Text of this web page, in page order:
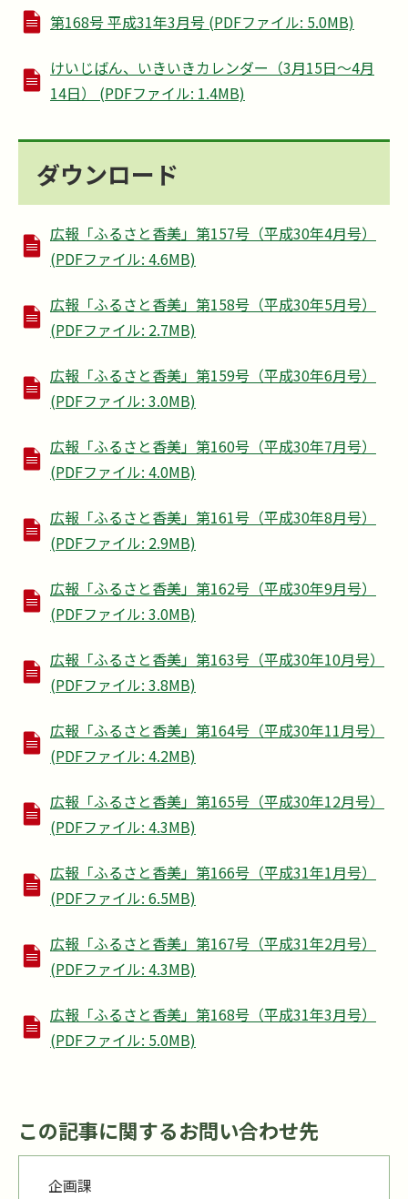
第168号 平成31年3月号 (PDFファイル: 5.0MB)
けいじばん、いきいきカレンダー（3月15日～4月
14日） (PDFファイル: 1.4MB)
ダウンロード
広報「ふるさと香美」第157号（平成30年4月号）
(PDFファイル: 4.6MB)
広報「ふるさと香美」第158号（平成30年5月号）
(PDFファイル: 2.7MB)
広報「ふるさと香美」第159号（平成30年6月号）
(PDFファイル: 3.0MB)
広報「ふるさと香美」第160号（平成30年7月号）
(PDFファイル: 4.0MB)
広報「ふるさと香美」第161号（平成30年8月号）
(PDFファイル: 2.9MB)
広報「ふるさと香美」第162号（平成30年9月号）
(PDFファイル: 3.0MB)
広報「ふるさと香美」第163号（平成30年10月号）
(PDFファイル: 3.8MB)
広報「ふるさと香美」第164号（平成30年11月号）
(PDFファイル: 4.2MB)
広報「ふるさと香美」第165号（平成30年12月号）
(PDFファイル: 4.3MB)
広報「ふるさと香美」第166号（平成31年1月号）
(PDFファイル: 6.5MB)
広報「ふるさと香美」第167号（平成31年2月号）
(PDFファイル: 4.3MB)
広報「ふるさと香美」第168号（平成31年3月号）
(PDFファイル: 5.0MB)
この記事に関するお問い合わせ先
企画課